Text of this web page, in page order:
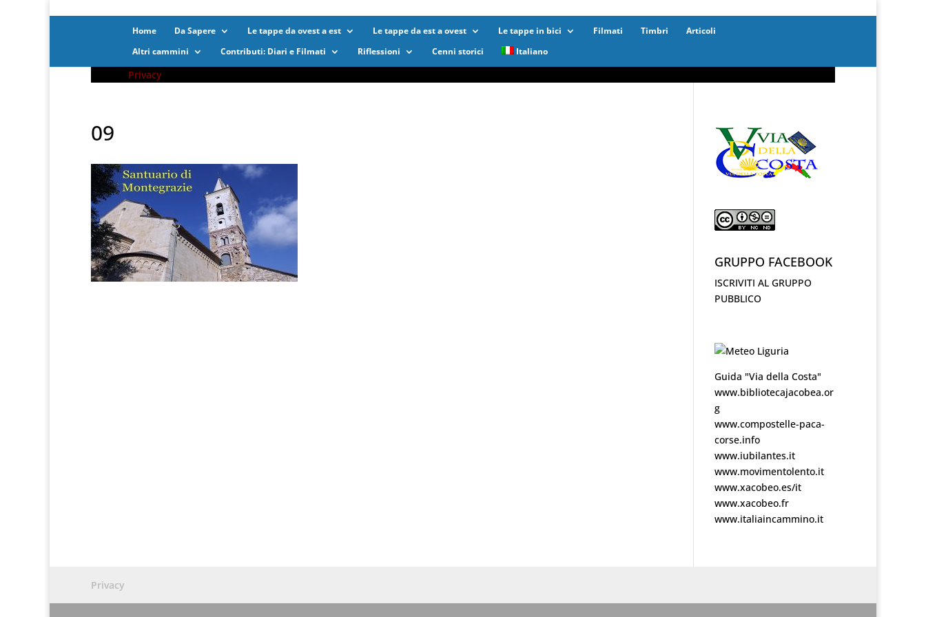
Privacy
Home Da Sapere Le tappe da ovest a est Le tappe da est a ovest Le tappe in bici Filmati Timbri
Articoli
Altri cammini
Contributi: Diari e Filmati Riflessioni Cenni storici Italiano
09
GRUPPO FACEBOOK
ISCRIVITI AL GRUPPO
PUBBLICO
Guida "Via della Costa"
www.bibliotecajacobea.or
g
www.compostelle-paca-
corse.info
www.iubilantes.it
www.movimentolento.it
www.xacobeo.es/it
www.xacobeo.fr
www.italiaincammino.it
Privacy